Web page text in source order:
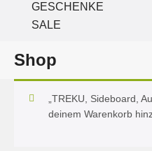
GESCHENKE
SALE
Shop
„TREKU, Sideboard,
deinem Warenkorb